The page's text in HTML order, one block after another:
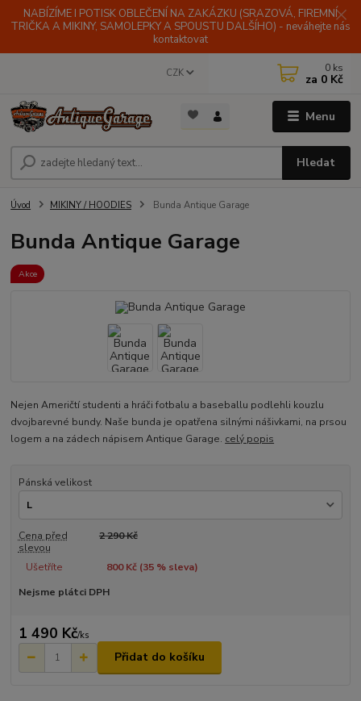
NABÍZÍME I POTISK OBLEČENÍ NA ZAKÁZKU (SRAZOVÁ, FIREMNÍ
TRIČKA A MIKINY, SAMOLEPKY A SPOUSTU DALŠÍHO) - neváhejte nás
kontaktovat
Menu
CZK
Hledat
0 ks
za 0 Kč
Úvod MIKINY / HOODIES Bunda Antique Garage
Bunda Antique Garage
Akce
Nejen Američtí studenti a hráči fotbalu a baseballu podlehli kouzlu
dvojbarevné bundy. Naše bunda je opatřena silnými nášivkami, na prsou
logem a na zádech nápisem Antique Garage. celý popis
Pánská velikost
Cena před
slevou
2 290 Kč
Ušetříte 800 Kč (35% sleva)
Nejsme plátci DPH
1 490 Kč/ks
Přidat do košíku